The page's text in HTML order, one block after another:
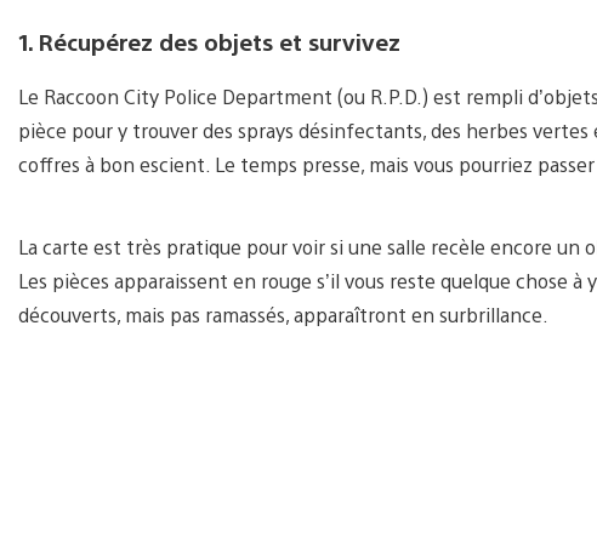
1. Récupérez des objets et survivez
Le Raccoon City Police Department (ou R.P.D.) est rempli
pièce pour y trouver des sprays désinfectants, des herbes vertes
coffres à bon escient. Le temps presse, mais vous pourriez
La carte est très pratique pour voir si une salle recèle encore un
Les pièces apparaissent en rouge s’il vous reste quelque chose
découverts, mais pas ramassés, apparaîtront en surbrillance.